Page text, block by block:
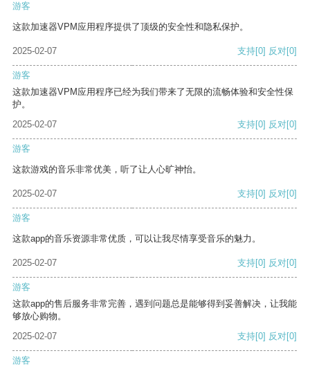
游客
这款加速器VPM应用程序提供了顶级的安全性和隐私保护。
2025-02-07 支持[0] 反对[0]
游客
这款加速器VPM应用程序已经为我们带来了无限的流畅体验和安全性保
护。
2025-02-07
支持[0] 反对[0]
游客
这款游戏的音乐非常优美，听了让人心旷神怡。
2025-02-07 支持[0] 反对[0]
游客
这款app的音乐资源非常优质，可以让我尽情享受音乐的魅力。
2025-02-07 支持[0] 反对[0]
游客
这款app的售后服务非常完善，遇到问题总是能够得到妥善解决，让我能
够放心购物。
2025-02-07
支持[0] 反对[0]
游客